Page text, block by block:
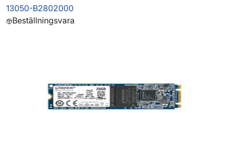
13050-B2802000
Beställningsvara